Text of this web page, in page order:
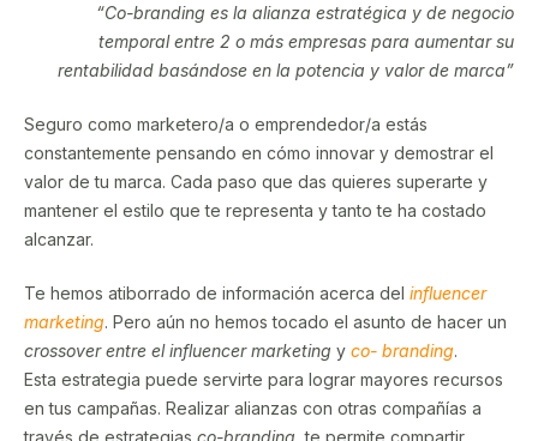
“Co-branding es la alianza estratégica y de negocio
temporal entre 2 o más empresas para aumentar su
rentabilidad basándose en la potencia y valor de marca”
Seguro como marketero/a o emprendedor/a estás
constantemente pensando en cómo innovar y demostrar el
valor de tu marca. Cada paso que das quieres superarte y
mantener el estilo que te representa y tanto te ha costado
alcanzar.
Te hemos atiborrado de información acerca del influencer
marketing. Pero aún no hemos tocado el asunto de hacer un
crossover entre el influencer marketing y co- branding.
Esta estrategia puede servirte para lograr mayores recursos
en tus campañas. Realizar alianzas con otras compañías a
través de estrategias co-branding , te permite compartir